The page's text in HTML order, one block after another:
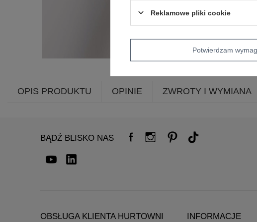
OPIS PRODUKTU OPINIE ZWROTY I WYMIANA
BĄDŹ BLISKO NAS
OBSŁUGA KLIENTA HURTOWNI INFORMACJE
Reklamowe pliki cookie
Potwierdzam